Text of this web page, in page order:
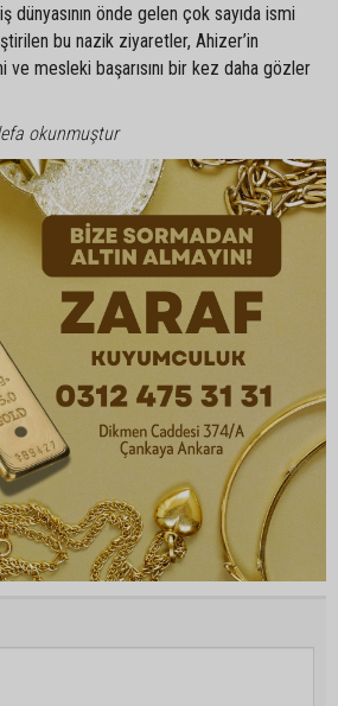
önde gelen çok sayıda ismi
bu nazik ziyaretler, Ahizer’in
mesleki başarısını bir kez daha gözler
okunmuştur